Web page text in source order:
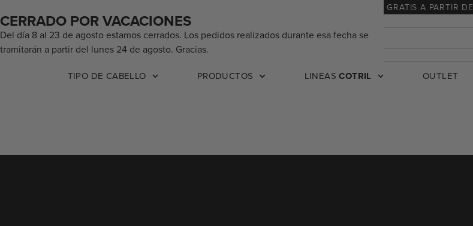
. – GRATIS A PARTIR DE
TIPO DE CABELLO PRODUCTOS LINEASCOTRIL OUTLET
CERRADO POR VACACIONES
Del día 8 al 23 de agosto estamos cerrados. Los pedidos realizados durante esa fecha se
tramitarán a partir del lunes 24 de agosto. Gracias.